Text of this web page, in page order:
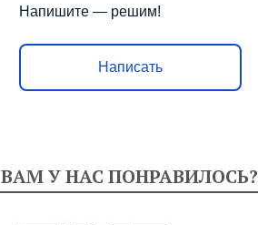
Напишите — решим!
Написать
ВАМ У НАС ПОНРАВИЛОСЬ?